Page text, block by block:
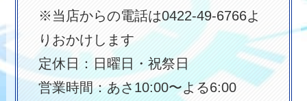
※当店からの電話は0422-49-6766よ
りおかけします
定休日：日曜日・祝祭日
営業時間：あさ10:00〜よる6:00